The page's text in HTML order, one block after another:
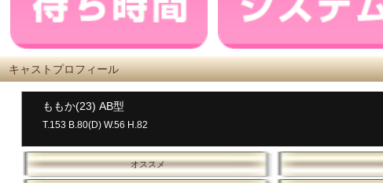
キャストプロフィール
ももか(23) AB型
T.153 B.80(D) W.56 H.82
オススメ